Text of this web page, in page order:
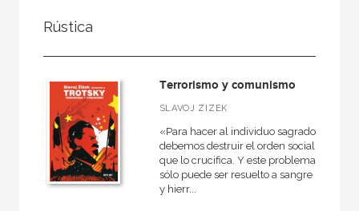
Ciencias humanas y sociales
Política
Historia de las ideas políticas
MATERIAS
Historia de las ideas políticas
Rústica
Terrorismo y comunismo
SLAVOJ ZIZEK
«Para hacer al individuo sagrado
debemos destruir el orden social
que lo crucifica. Y este problema
sólo puede ser resuelto a sangre
y hierr...